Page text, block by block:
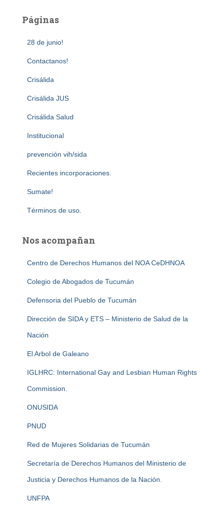
Páginas
28 de junio!
Contactanos!
Crisálida
Crisálida JUS
Crisálida Salud
Institucional
prevención vih/sida
Recientes incorporaciones.
Sumate!
Términos de uso.
Nos acompañan
Centro de Derechos Humanos del NOA CeDHNOA
Colegio de Abogados de Tucumán
Defensoria del Pueblo de Tucumán
Dirección de SIDA y ETS – Ministerio de Salud de la
Nación
El Arbol de Galeano
IGLHRC: International Gay and Lesbian Human Rights
Commission.
ONUSIDA
PNUD
Red de Mujeres Solidarias de Tucumán
Secretaría de Derechos Humanos del Ministerio de
Justicia y Derechos Humanos de la Nación.
UNFPA